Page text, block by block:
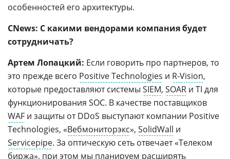
особенностей его архитектуры.
CNews: С какими вендорами компания будет
сотрудничать?
Артем Лопацкий: Если говорить про партнеров, то
это прежде всего Positive Technologies и R‑Vision,
которые предоставляют системы SIEM, SOAR и TI для
функционирования SOC. В качестве поставщиков
WAF и защиты от DDoS выступают компании Positive
Technologies, «Вебмониторэкс», SolidWall и
Servicepipe. За оптическую сеть отвечает «Телеком
биржа», при этом мы планируем расширять